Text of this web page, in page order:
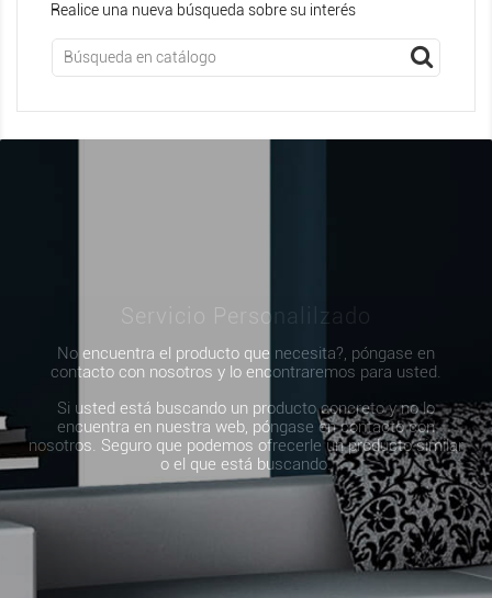
Realice una nueva búsqueda sobre su interés
Servicio Personalilzado
No encuentra el producto que necesita?, póngase en
contacto con nosotros y lo encontraremos para usted.
Si usted está buscando un producto concreto y no lo
encuentra en nuestra web, póngase en contacto con
nosotros. Seguro que podemos ofrecerle un producto similar
o el que está buscando.